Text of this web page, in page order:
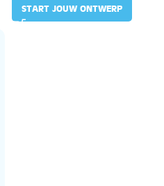
START JOUW ONTWERP